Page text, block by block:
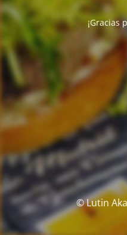
¡Gracias
© Lutin